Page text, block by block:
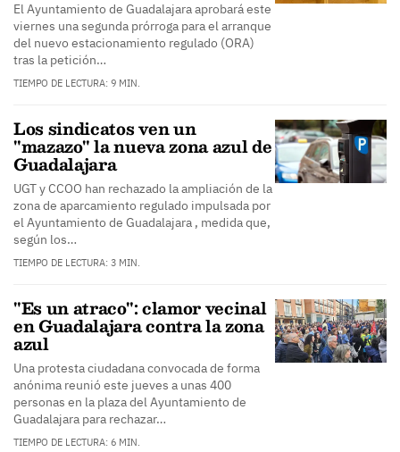
El Ayuntamiento de Guadalajara aprobará este
viernes una segunda prórroga para el arranque
del nuevo estacionamiento regulado (ORA)
tras la petición…
TIEMPO DE LECTURA: 9 MIN.
Los sindicatos ven un
"mazazo" la nueva zona azul de
Guadalajara
UGT y CCOO han rechazado la ampliación de la
zona de aparcamiento regulado impulsada por
el Ayuntamiento de Guadalajara , medida que,
según los…
TIEMPO DE LECTURA: 3 MIN.
"Es un atraco": clamor vecinal
en Guadalajara contra la zona
azul
Una protesta ciudadana convocada de forma
anónima reunió este jueves a unas 400
personas en la plaza del Ayuntamiento de
Guadalajara para rechazar…
TIEMPO DE LECTURA: 6 MIN.